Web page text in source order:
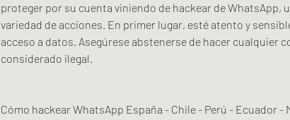
proteger por su cuenta viniendo de hackear de WhatsApp,
variedad de acciones. En primer lugar, esté atento y
acceso a datos. Asegúrese abstenerse de hacer cualquier
considerado ilegal.
Cómo hackear WhatsApp España - Chile - Perú - Ecuador -